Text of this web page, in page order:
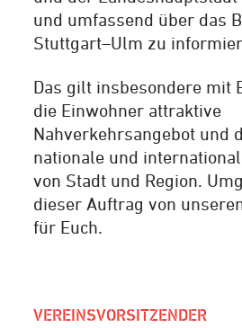
und umfassend über das
Stuttgart–Ulm zu
Das gilt insbesondere mit
die Einwohner attraktive
Nahverkehrsangebot und
nationale und
von Stadt und Region.
dieser Auftrag von
für Euch.
VEREINSVORSITZENDER